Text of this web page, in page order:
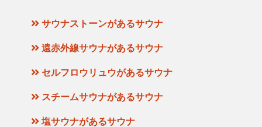
サウナストーンがあるサウナ
遠赤外線サウナがあるサウナ
セルフロウリュウがあるサウナ
スチームサウナがあるサウナ
塩サウナがあるサウナ